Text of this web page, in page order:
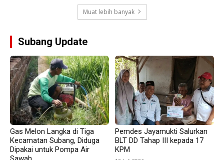
Muat lebih banyak
Subang Update
Gas Melon Langka di Tiga
Kecamatan Subang, Diduga
Dipakai untuk Pompa Air
Pemdes Jayamukti Salurkan
BLT DD Tahap III kepada 17
KPM